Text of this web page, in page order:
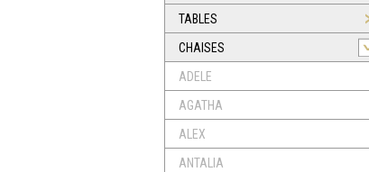
TABLES
CHAISES
ADELE
AGATHA
ALEX
ANTALIA